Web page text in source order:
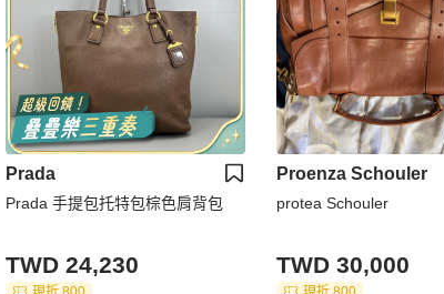
Prada
Prada 手提包托特包棕色肩背包
TWD 24,230
Proenza Schouler
protea Schouler
TWD 30,000